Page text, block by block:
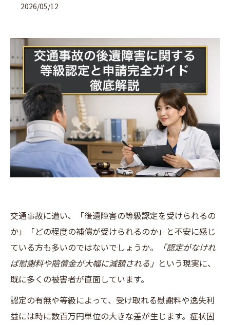
2026/05/12
交通事故に遭い、「後遺障害の等級認定を受けられるの
か」「どの程度の補償が受けられるのか」と不安に感じ
ている方も多いのではないでしょうか。
「認定がなけれ
ば慰謝料や賠償金が大幅に減額される」 という現実に、
既に多くの被害者が直面しています。
認定の有無や等級によって、受け取れる慰謝料や逸失利
益には時に数百万円単位の大きな差が生じます。症状固